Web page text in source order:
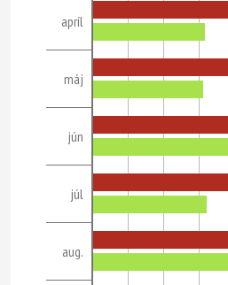
apríl
máj
jún
júl
aug.